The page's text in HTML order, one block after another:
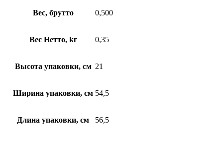
Вес, брутто 0,500
Вес Нетто, kг 0,35
Высота упаковки, см 21
Ширина упаковки, см 54,5
Длина упаковки, см 56,5